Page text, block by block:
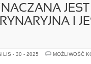
I
LIS - 30 - 2025
MOŻLIWOŚĆ